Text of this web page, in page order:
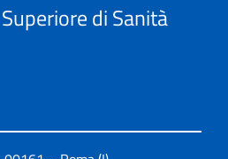
di Sanità